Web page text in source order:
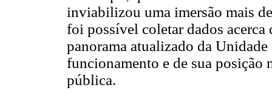
inviabilizou uma imersão mais
foi possível coletar dados
panorama atualizado da
funcionamento e de sua posição
pública.